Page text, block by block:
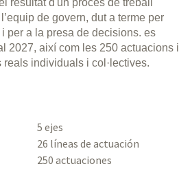
de govern, dut a terme per
per a la presa de decisions. es
2027, així com les 250 actuacions i
individuals i col·lectives.
5 ejes
26 líneas de actuación
250 actuaciones